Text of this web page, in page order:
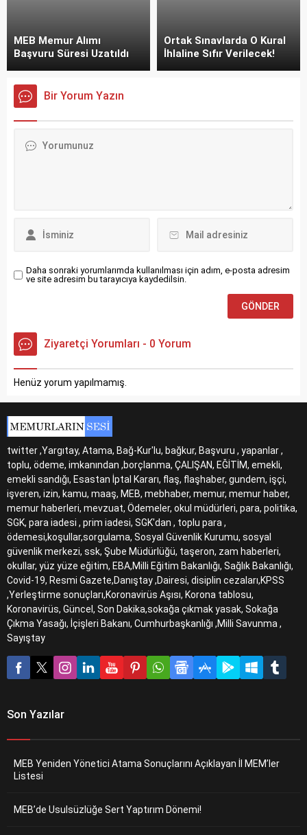
MEB Memur Alımı
Başvuru Süresi Uzatıldı
Ortak Sınavlarda O Kural
İhlaline Sıfır Verilecek!
Bir Yorum Yazın
Daha sonraki yorumlarımda kullanılması için adım, e-posta adresim
ve site adresim bu tarayıcıya kaydedilsin.
Ziyaretçi Yorumları - 0 Yorum
Henüz yorum yapılmamış.
twitter ,Yargıtay, Atama, Bağ-Kur'lu, bağkur, Başvuru , yapanlar ,
toplu, ödeme, imkanından ,borçlanma, ÇALIŞAN, EĞİTİM, emekli,
emekli sandığı, Esastan İptal Kararı, flaş, flaşhaber, gundem, işçi,
işveren, izin, kamu, maaş, MEB, mebhaber, memur, memur haber,
memur haberleri, mevzuat, Ödemeler, okul müdürleri, para, politika,
SGK, para iadesi , prim iadesi, SGK'dan , toplu para ,
ödemesi,koşullar,sorgulama, Sosyal Güvenlik Kurumu, sosyal
güvenlik merkezi, ssk, Şube Müdürlüğü, taşeron, zam haberleri,
okullar, yüz yüze eğitim, EBA,Milli Eğitim Bakanlığı, Sağlık Bakanlığı,
Covid-19, Resmi Gazete,Danıştay ,Dairesi, disiplin cezaları,KPSS
,Yerleştirme sonuçları,Koronavirüs Aşısı, Korona tablosu,
Koronavirüs, Güncel, Son Dakika,sokağa çıkmak yasak, Sokağa
Çıkma Yasağı, İçişleri Bakanı, Cumhurbaşkanlığı ,Milli Savunma ,
Sayıştay
Son Yazılar
MEB Yeniden Yönetici Atama Sonuçlarını Açıklayan İl MEM’ler
Listesi
MEB’de Usulsüzlüğe Sert Yaptırım Dönemi!